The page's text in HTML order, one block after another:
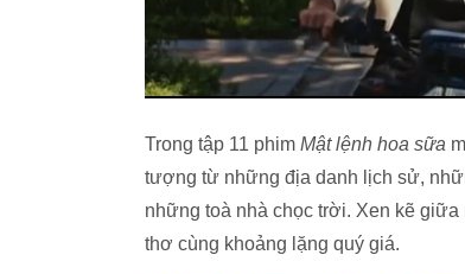
Trong tập 11 phim Mật lệnh hoa sữa
tượng từ những địa danh lịch sử,
những toà nhà chọc trời. Xen kẽ
thơ cùng khoảng lặng quý giá.